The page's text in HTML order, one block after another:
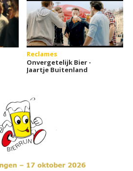
Reclames
Onvergetelijk Bier -
Jaartje Buitenland